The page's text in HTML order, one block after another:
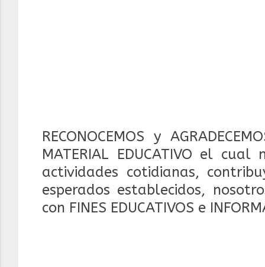
RECONOCEMOS y
MATERIAL EDUCATIVO el
actividades cotidianas,
esperados establecidos,
con FINES EDUCATIVOS e